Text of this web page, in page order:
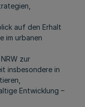
auf den Erhalt
im urbanen
zur
insbesondere in
Entwicklung –